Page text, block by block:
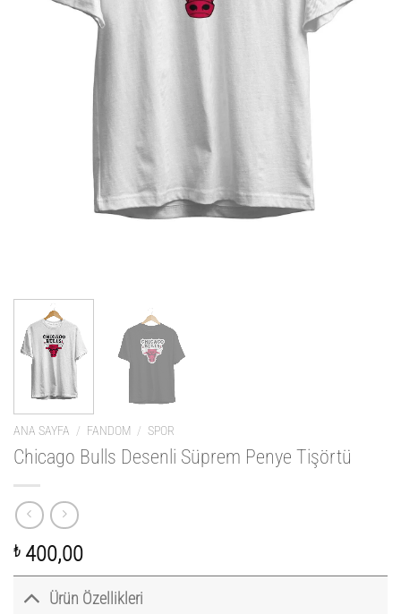
ANA SAYFA / FANDOM / SPOR
Chicago Bulls Desenli Süprem Penye Tişörtü
₺ 400,00
Ürün Özellikleri